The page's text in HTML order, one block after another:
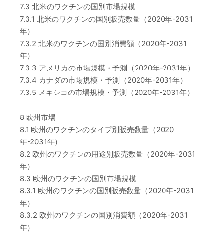
7.3 北米のワクチンの国別市場規模
7.3.1 北米のワクチンの国別販売数量（2020年-2031
年）
7.3.2 北米のワクチンの国別消費額（2020年-2031
年）
7.3.3 アメリカの市場規模・予測（2020年-2031年）
7.3.4 カナダの市場規模・予測（2020年-2031年）
7.3.5 メキシコの市場規模・予測（2020年-2031年）
8 欧州市場
8.1 欧州のワクチンのタイプ別販売数量（2020
年-2031年）
8.2 欧州のワクチンの用途別販売数量（2020年-2031
年）
8.3 欧州のワクチンの国別市場規模
8.3.1 欧州のワクチンの国別販売数量（2020年-2031
年）
8.3.2 欧州のワクチンの国別消費額（2020年-2031
年）